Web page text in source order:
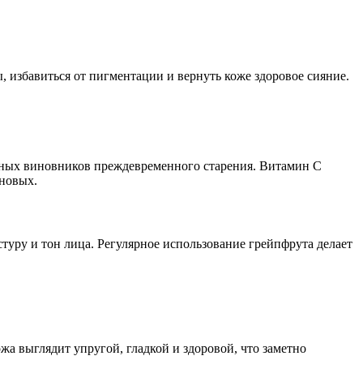
от пигментации и вернуть коже здоровое сияние.
виновников преждевременного старения. Витамин С
и тон лица. Регулярное использование грейпфрута делает
выглядит упругой, гладкой и здоровой, что заметно